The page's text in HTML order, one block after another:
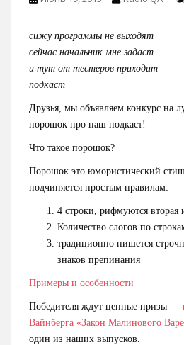
сижу программы не выходят
сейчас начальник мне задаст
и тут от тестеров приходит
подкаст
Друзья, мы объявляем конкурс на
порошок про наш подкаст!
Что такое порошок?
Порошок это юмористический
подчиняется простым правилам:
4 строки, рифмуются вторая
Количество слогов по
традиционно пишется
знаков препинания
Примеры и особенности
Победителя ждут ценные призы —
Вайнберга «Закон Малинового
один из наших выпусков.